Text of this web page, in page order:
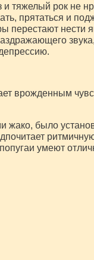
и тяжелый рок не
прятаться и
перестают
врожденным
жако, было
умеют